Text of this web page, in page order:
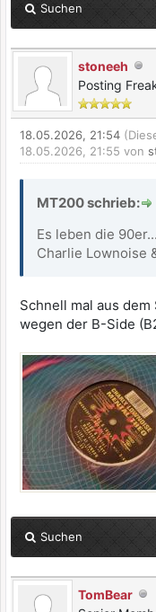
Suchen
stoneeh
Posting
18.05.2026, 21:54
18.05.2026, 21:55 von
MT200 schrieb:
Es leben die
Charlie Lownoise
Schnell mal aus
wegen der B-Side
Suchen
TomBear